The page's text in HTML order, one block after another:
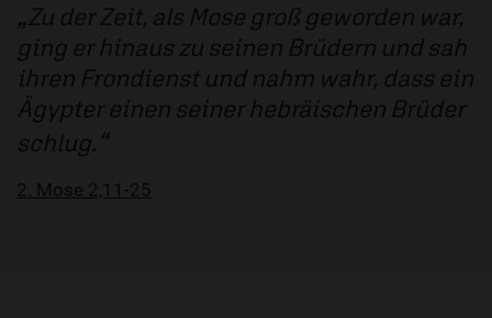
Zu der Zeit, als Mose groß geworden war,
ging er hinaus zu seinen Brüdern und sah
ihren Frondienst und nahm wahr, dass ein
Ägypter einen seiner hebräischen Brüder
schlug.
2. Mose 2,11-25